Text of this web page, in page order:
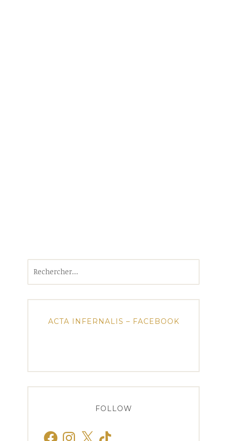
ACTA INFERNALIS – FACEBOOK
FOLLOW
FacebookInstagram
X TikTok